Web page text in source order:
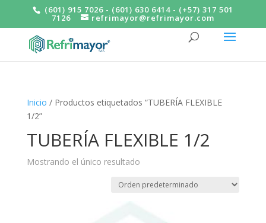
(601) 915 7026 - (601) 630 6414 - (+57) 317 501
7126 refrimayor@refrimayor.com
Inicio / Productos etiquetados “TUBERÍA FLEXIBLE
1/2”
TUBERÍA FLEXIBLE 1/2
Mostrando el único resultado